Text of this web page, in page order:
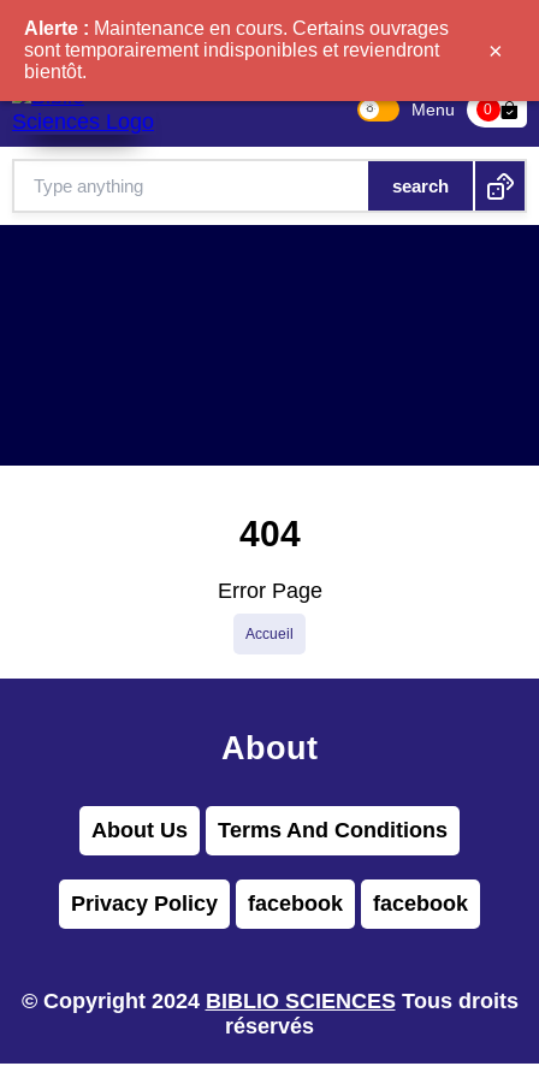
Menu 0 bag-check
Alerte : Maintenance en cours. Certains ouvrages
sont temporairement indisponibles et reviendront
bientôt.
×
404
Error Page
Accueil
About
About Us Terms And Conditions
Privacy Policy facebook facebook
© Copyright 2024 BIBLIO SCIENCESTous droits
réservés